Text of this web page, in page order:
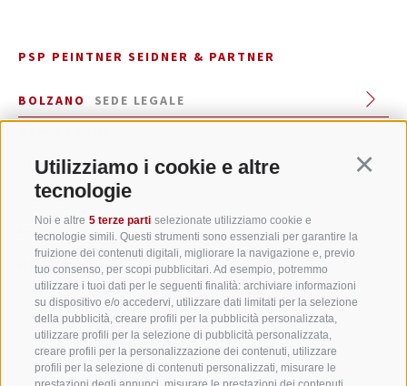
Utilizziamo i cookie e altre
tecnologie
Noi e altre 5 terze parti selezionate utilizziamo cookie e
tecnologie simili. Questi strumenti sono essenziali per garantire la
fruizione dei contenuti digitali, migliorare la navigazione e, previo
tuo consenso, per scopi pubblicitari. Ad esempio, potremmo
utilizzare i tuoi dati per le seguenti finalità: archiviare informazioni
su dispositivo e/o accedervi, utilizzare dati limitati per la selezione
della pubblicità, creare profili per la pubblicità personalizzata,
utilizzare profili per la selezione di pubblicità personalizzata,
creare profili per la personalizzazione dei contenuti, utilizzare
profili per la selezione di contenuti personalizzati, misurare le
PSP PEINTNER SEIDNER & PARTNER
BOLZANO
SEDE LEGALE
VIPITENO
CHIUSA
MONTAGNA
RENON